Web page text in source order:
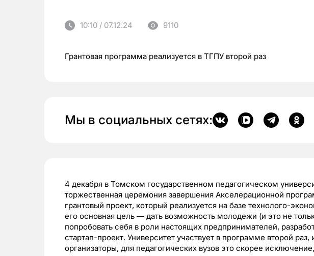
10:10 / 07.12.24 9110
Грантовая программа реализуется в ТГПУ второй раз
Мы в социальных сетях:
4 декабря в Томском государственном педагогическом
торжественная церемония завершения Акселерационной
грантовый проект, который реализуется на базе технолого-
его основная цель — дать возможность молодежи (и это не
попробовать себя в роли настоящих предпринимателей,
стартап-проект. Университет участвует в программе второй
организаторы, для педагогических вузов это скорее